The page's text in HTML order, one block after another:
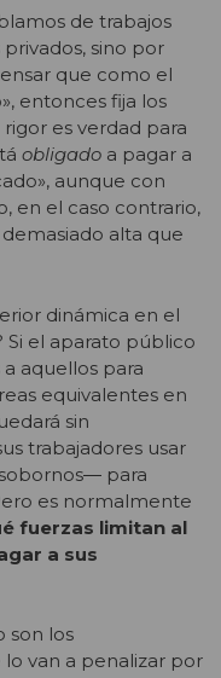
de trabajos
sino por
que como el
entonces fija los
es verdad para
obligado a pagar a
aunque con
en el caso contrario,
alta que
dinámica en el
Si el aparato público
aquellos para
equivalentes en
sin
trabajadores usar
para
es normalmente
fuerzas limitan al
a sus
son los
van a penalizar por